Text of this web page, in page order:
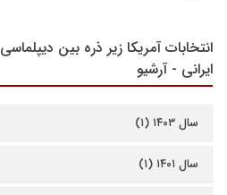
انتخابات آمریکا زیر ذره بین دیپلماسی
ایرانی - آرشیو
سال ۱۴۰۳ (۱)
سال ۱۴۰۱ (۱)